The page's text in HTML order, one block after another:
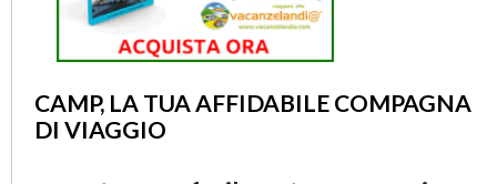
CAMP, LA TUA AFFIDABILE COMPAGNA
DI VIAGGIO